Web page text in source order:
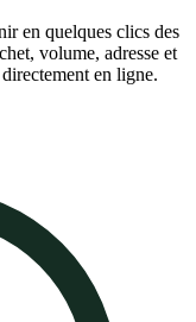
en quelques clics des
volume, adresse et
en ligne.